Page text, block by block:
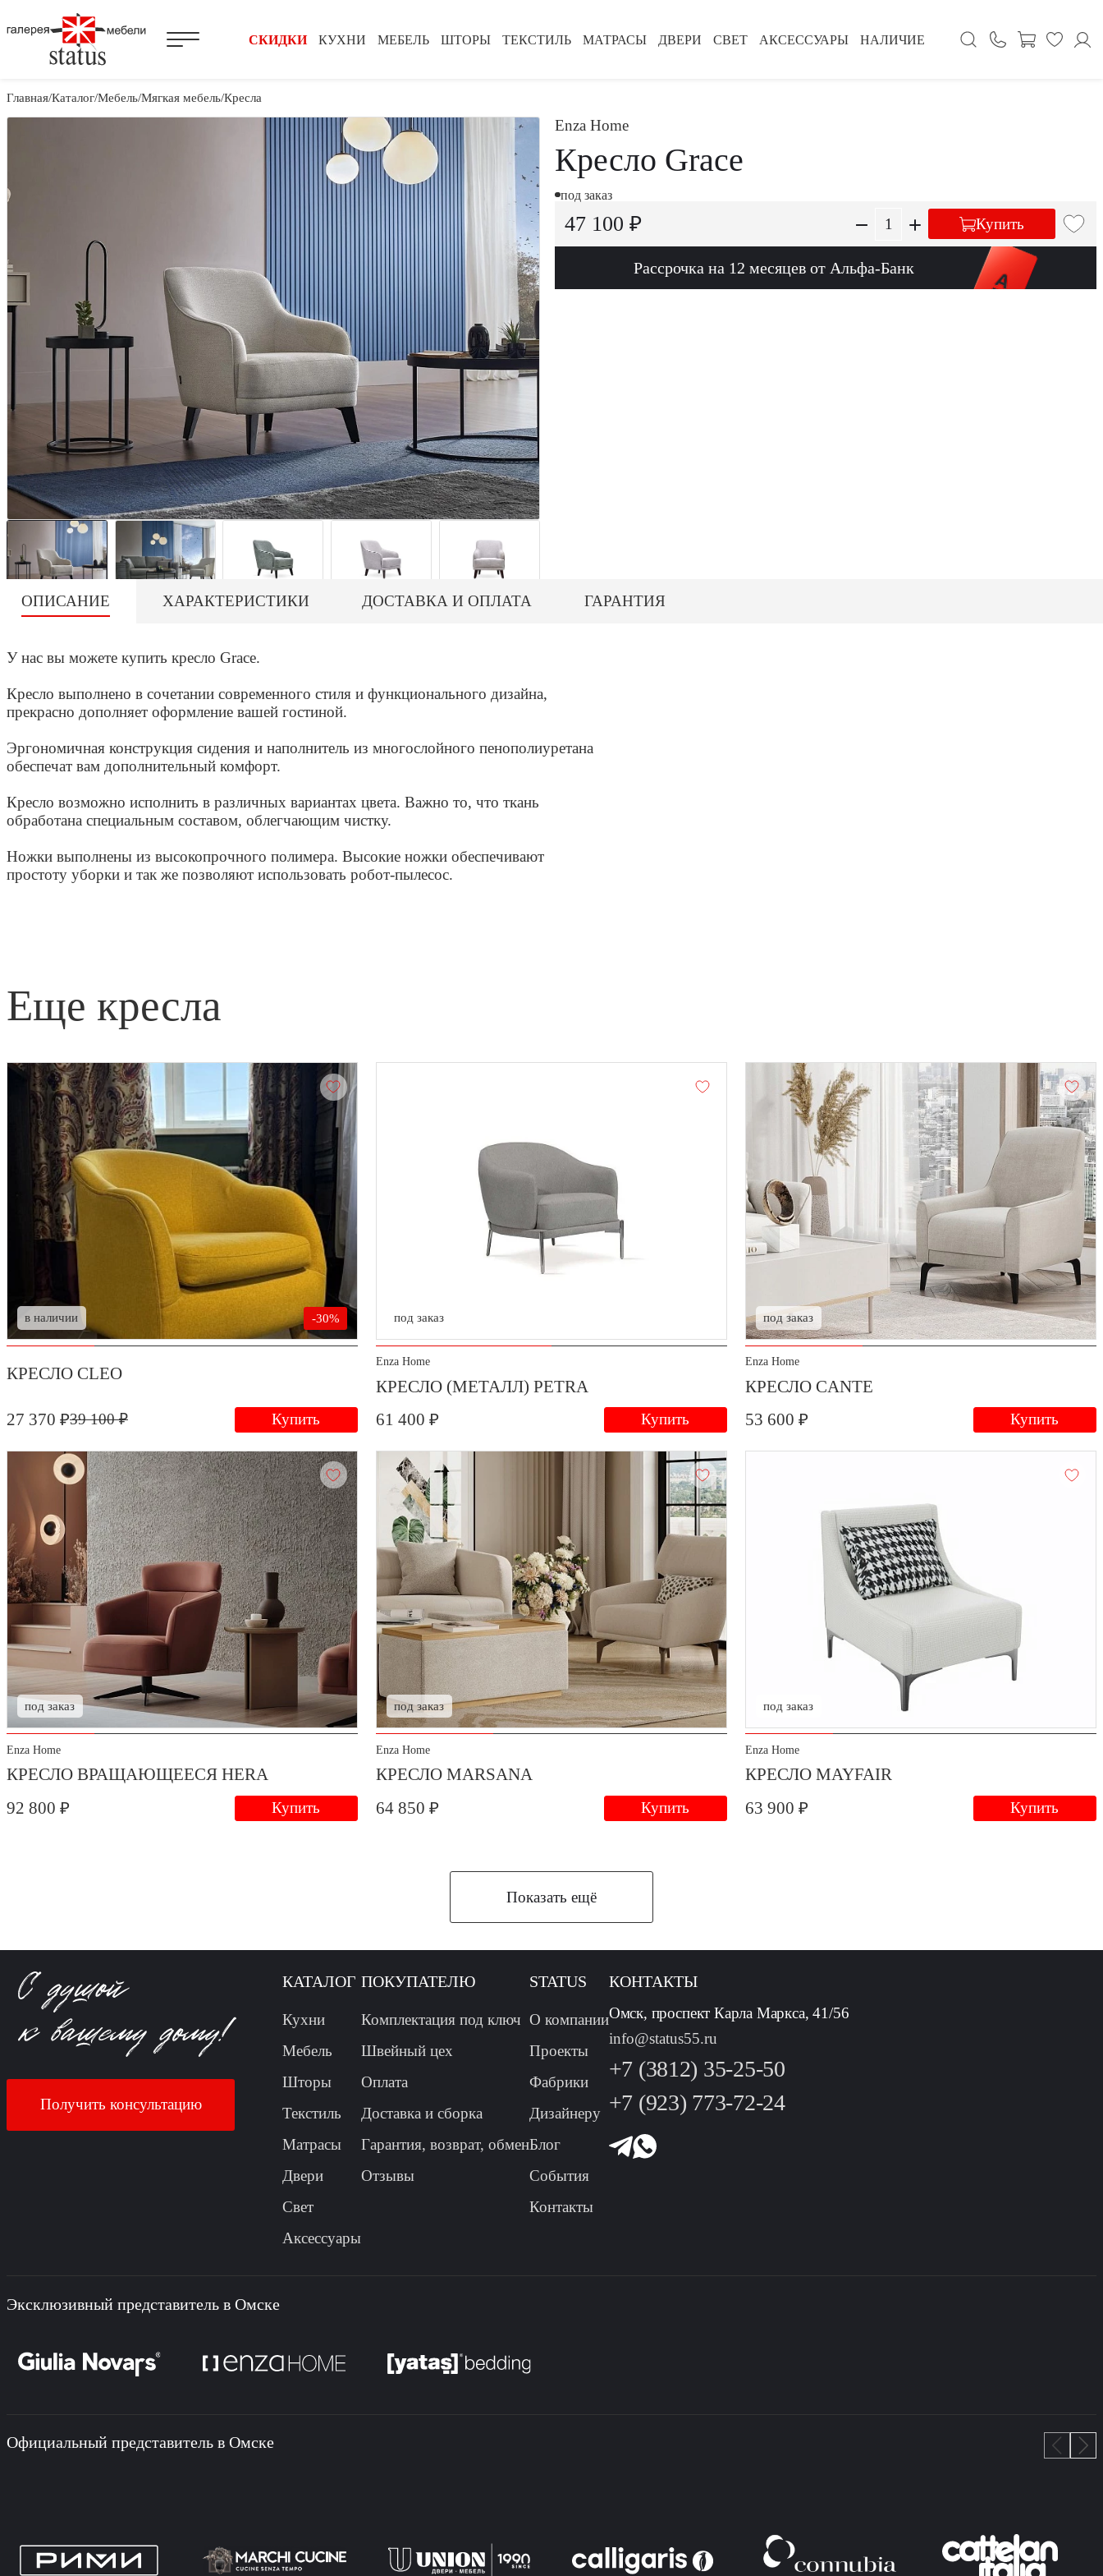
КУХНИ МЕБЕЛЬ ШТОРЫ ТЕКСТИЛЬ МАТРАСЫ ДВЕРИ СВЕТ АКСЕССУАРЫ НАЛИЧИЕ
СКИДКИ
Главная Каталог Мебель Мягкая мебель Кресла
Enza Home
Кресло Grace
под заказ
47 100 ₽ Купить
Рассрочка на 12 месяцев от Альфа-Банк
ОПИСАНИЕ ХАРАКТЕРИСТИКИ ДОСТАВКА И ОПЛАТА ГАРАНТИЯ
У нас вы можете купить кресло Grace.
Кресло выполнено в сочетании современного стиля и функционального дизайна,
прекрасно дополняет оформление вашей гостиной.
Эргономичная конструкция сидения и наполнитель из многослойного пенополиуретана
обеспечат вам дополнительный комфорт.
Кресло возможно исполнить в различных вариантах цвета. Важно то, что ткань
обработана специальным составом, облегчающим чистку.
Ножки выполнены из высокопрочного полимера. Высокие ножки обеспечивают
простоту уборки и так же позволяют использовать робот-пылесос.
еще кресла
-30%
в наличии
КРЕСЛО CLEO
27 370 ₽39 100 ₽ Купить
под заказ
Enza Home
КРЕСЛО (МЕТАЛЛ) PETRA
61 400 ₽
Купить
под заказ
Enza Home
КРЕСЛО CANTE
53 600 ₽
Купить
под заказ
Enza Home
КРЕСЛО ВРАЩАЮЩЕЕСЯ HERA
92 800 ₽
Купить
под заказ
Enza Home
КРЕСЛО MARSANA
64 850 ₽
Купить
под заказ
Enza Home
КРЕСЛО MAYFAIR
63 900 ₽
Купить
Показать ещё
Получить консультацию
КАТАЛОГ
Кухни
Мебель
Шторы
Текстиль
Матрасы
Двери
Свет
Аксессуары
ПОКУПАТЕЛЮ
Комплектация под ключ
Швейный цех
Оплата
Доставка и сборка
Гарантия, возврат, обмен
Отзывы
STATUS
О компании
Проекты
Фабрики
Дизайнеру
Блог
События
Контакты
КОНТАКТЫ
Омск, проспект Карла Маркса, 41/56
info@status55.ru
+7 (3812) 35-25-50
+7 (923) 773-72-24
Эксклюзивный представитель в Омске
Официальный представитель в Омске